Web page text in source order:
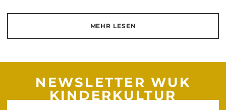
MEHR LESEN
NEWSLETTER WUK
KINDERKULTUR